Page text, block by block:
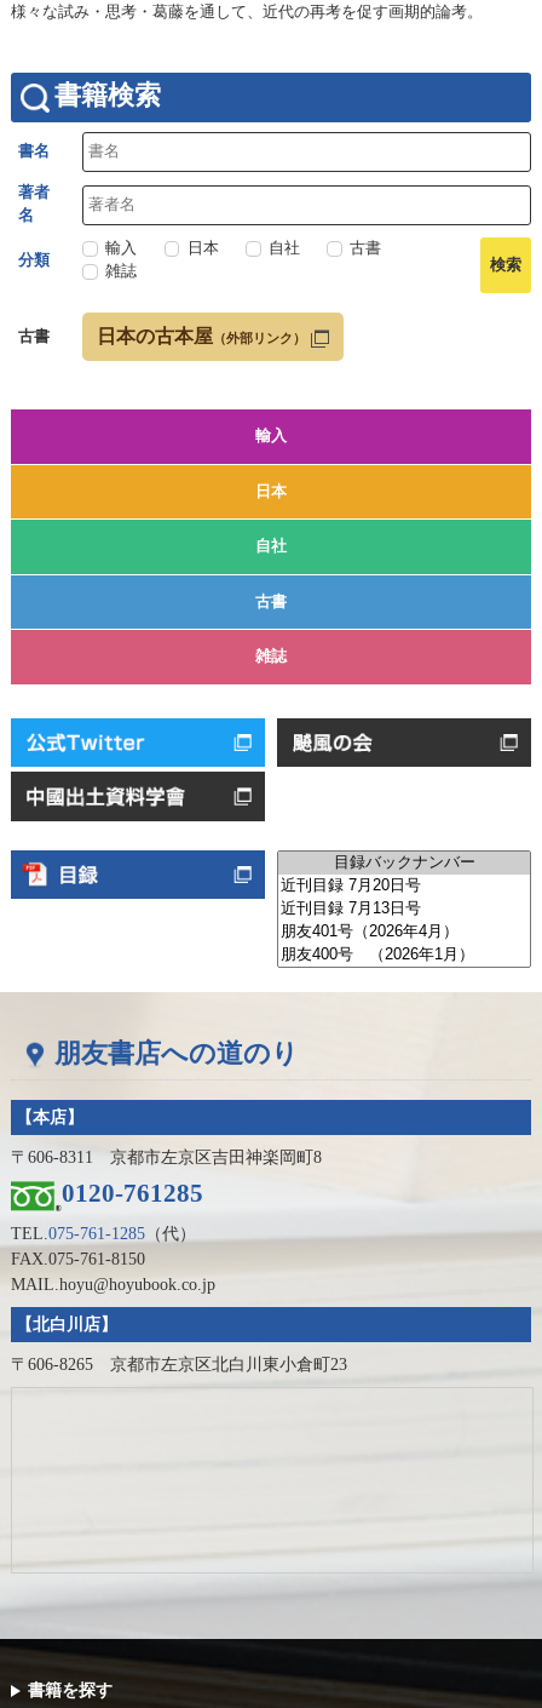
輸入
日本
自社
古書
雑誌
様々な試み・思考・葛藤を通して、近代の再考を促す画期的論考。
書籍検索
書名
著者
名
分類
輸入 日本 自社
古書
雑誌
古書 日本の古本屋 （外部リンク）
朋友書店への道のり
【本店】
〒606-8311 京都市左京区吉田神楽岡町8
0120-761285
TEL.075-761-1285（代）
FAX.075-761-8150
MAIL.hoyu@hoyubook.co.jp
【北白川店】
〒606-8265 京都市左京区北白川東小倉町23
書籍を探す